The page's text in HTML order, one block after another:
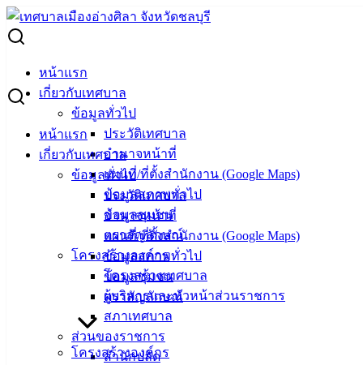
Skip
to
content
หน้าแรก
เกี่ยวกับเทศบาล
ข้อมูลทั่วไป
ประวัติเทศบาล
อำนาจหน้าที่
แผนที่/ที่ตั้งสำนักงาน (Google Maps)
ข้อมูลสภาพทั่วไป
ข้อมูลชุมชน
ตราสัญลักษณ์
โครงสร้างองค์กร
โครงสร้างเทศบาล
ผู้บริหารและหัวหน้าส่วนราชการ
สภาเทศบาล
ส่วนของราชการ
สำนักปลัด
หน้าแรก
เกี่ยวกับเทศบาล
ข้อมูลทั่วไป
ประวัติเทศบาล
อำนาจหน้าที่
แผนที่/ที่ตั้งสำนักงาน (Google Maps)
ข้อมูลสภาพทั่วไป
ข้อมูลชุมชน
ตราสัญลักษณ์
โครงสร้างองค์กร
Search
ยกเลิกประกาศ (จัดซื้อจัดจ้าง)
ยกเลิกประกาศ (จัดซื้อจัดจ้าง)
19 มิ.ย. 2569 ยกเลิกประกวดราคา โครงการก่อสร้างถนนคอนก
รีตฯ บริเวณแยก ซ.14 มิตรสัมพันธ์
ยกเลิกประกวดราคา รถบรรทุก (ดีเซล) แบบดับเบิ้ล
แค็บ (กองการเจ้าหน้าที่)
ยกเลิกประกวดราคา โครงการก่อสร้างถนนแอ
สฟัลท์ติกคอนกรีตฯ ข้างซอยสมประสงค์
ยกเลิกประกวดราคา ซื้อวัสดุไฟฟ้า จำนวน 24
ยกเลิกประกวดราคา ซื้อผ้าอ้อมและแผ่นรองซับ
การขับถ่ายตามโครงการสนับสนุนผ้าอ้อมผู้ใหญ่